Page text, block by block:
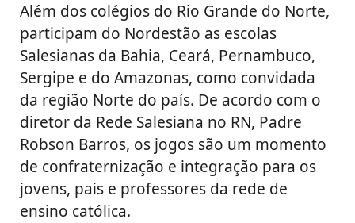
Além dos colégios do Rio Grande do Norte,
participam do Nordestão as escolas
Salesianas da Bahia, Ceará, Pernambuco,
Sergipe e do Amazonas, como convidada
da região Norte do país. De acordo com o
diretor da Rede Salesiana no RN, Padre
Robson Barros, os jogos são um momento
de confraternização e integração para os
jovens, pais e professores da rede de
ensino católica.